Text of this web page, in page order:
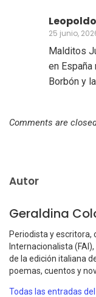
25 junio,
Malditos
en España
Borbón y
Comments are
Autor
Geraldina
Periodista y
Internacionalista
de la edición italiana
poemas, cuentos y
Todas las entradas